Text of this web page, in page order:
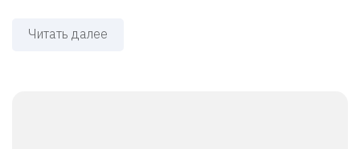
Читать далее